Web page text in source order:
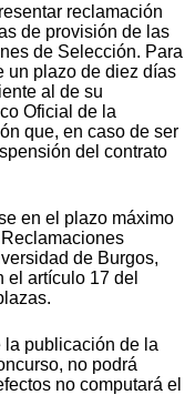
reclamación
de provisión de las
de Selección. Para
un plazo de diez días
al de su
Oficial de la
que, en caso de ser
del contrato
en el plazo máximo
de Burgos,
el artículo 17 del
publicación de la
no podrá
no computará el